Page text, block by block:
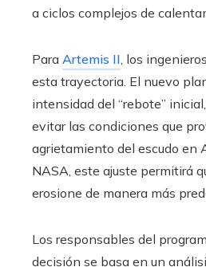
a ciclos complejos de
Para Artemis II, los
esta trayectoria. El nuevo
intensidad del “rebote”
evitar las condiciones que
agrietamiento del escudo en
NASA, este ajuste permitirá
erosione de manera más
Los responsables del
decisión se basa en un